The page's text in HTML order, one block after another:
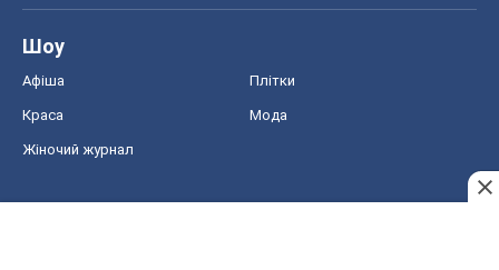
Шоу
Афіша Плітки
Краса Мода
Жіночий журнал